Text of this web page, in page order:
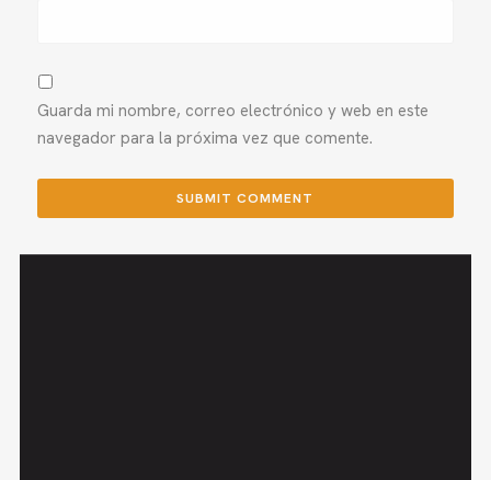
Guarda mi nombre, correo electrónico y web en este
navegador para la próxima vez que comente.